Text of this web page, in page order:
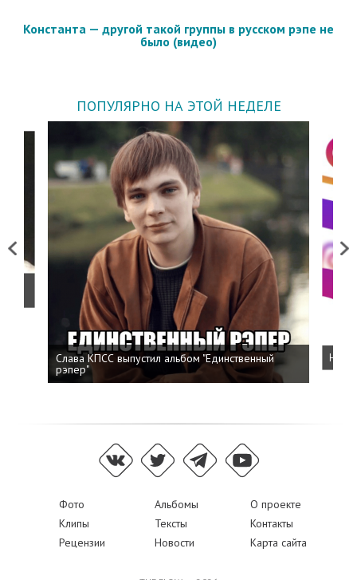
Константа — другой такой группы в русском рэпе не
было (видео)
ПОПУЛЯРНО НА ЭТОЙ НЕДЕЛЕ
Previous
Слава КПСС выпустил альбом "Единственный
рэпер"
Next
Фото Альбомы
О проекте
Клипы
Тексты
Контакты
Рецензии
Новости Карта сайта